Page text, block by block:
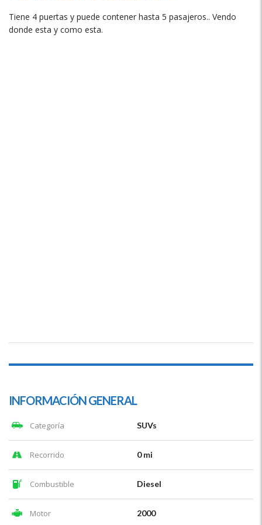
Tiene 4 puertas y puede contener hasta 5 pasajeros.. Vendo
donde esta y como esta.
INFORMACIÓN GENERAL
Categoría SUVs
Recorrido 0 mi
Combustible Diesel
Motor 2000